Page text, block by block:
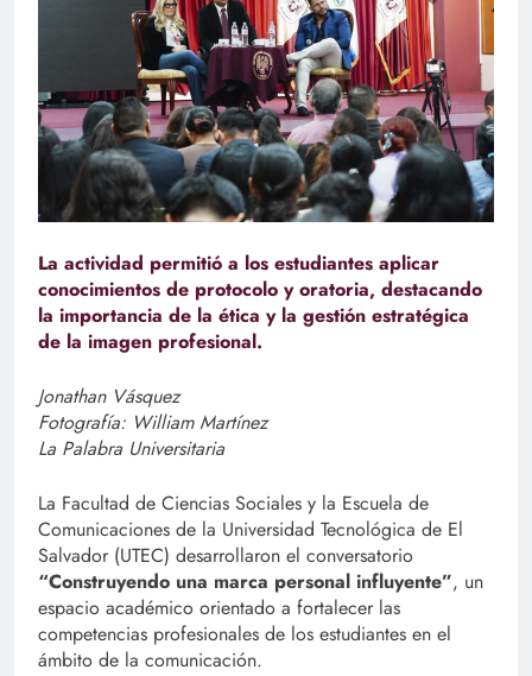
La actividad permitió a los estudiantes aplicar
conocimientos de protocolo y oratoria, destacando
la importancia de la ética y la gestión estratégica
de la imagen profesional.
Jonathan Vásquez
Fotografía: William Martínez
La Palabra Universitaria
La Facultad de Ciencias Sociales y la Escuela de
Comunicaciones de la Universidad Tecnológica de El
Salvador (UTEC) desarrollaron el conversatorio
“Construyendo una marca personal influyente”, un
espacio académico orientado a fortalecer las
competencias profesionales de los estudiantes en el
ámbito de la comunicación.